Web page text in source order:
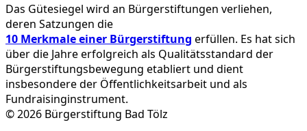
Das Gütesiegel wird an Bürgerstiftungen verliehen,
deren Satzungen die
10 Merkmale einer Bürgerstiftung erfüllen. Es hat sich
über die Jahre erfolgreich als Qualitätsstandard der
Bürgerstiftungsbewegung etabliert und dient
insbesondere der Öffentlichkeitsarbeit und als
Fundraisinginstrument.
© 2026 Bürgerstiftung Bad Tölz